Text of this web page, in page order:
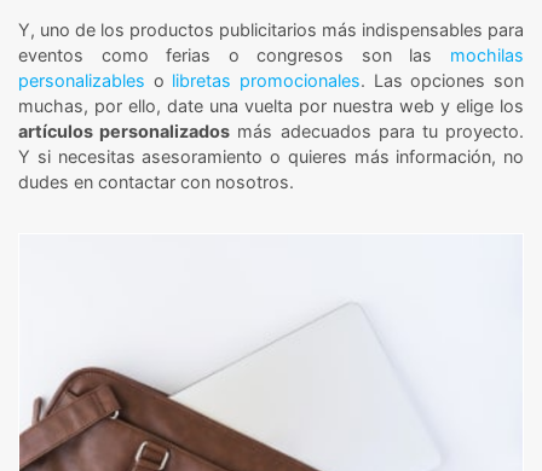
Y, uno de los productos publicitarios más indispensables para
eventos como ferias o congresos son las mochilas
personalizables o libretas promocionales. Las opciones son
muchas, por ello, date una vuelta por nuestra web y elige los
artículos personalizados más adecuados para tu proyecto.
Y si necesitas asesoramiento o quieres más información, no
dudes en contactar con nosotros.